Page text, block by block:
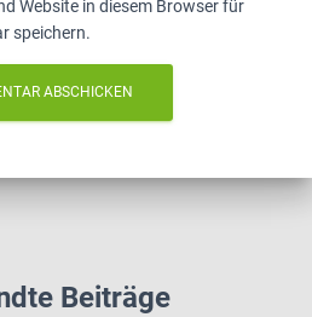
Website in diesem Browser für
speichern.
Beiträge